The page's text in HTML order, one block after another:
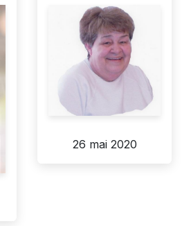
26 mai 2020